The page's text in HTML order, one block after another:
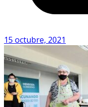
15 octubre, 2021